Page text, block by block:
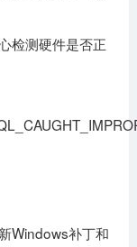
检测硬件是否正
Windows补丁和